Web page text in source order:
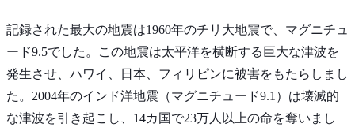
記録された最大の地震は1960年のチリ大地震で、マグニチュ
ード9.5でした。この地震は太平洋を横断する巨大な津波を
発生させ、ハワイ、日本、フィリピンに被害をもたらしまし
た。2004年のインド洋地震（マグニチュード9.1）は壊滅的
な津波を引き起こし、14カ国で23万人以上の命を奪いまし